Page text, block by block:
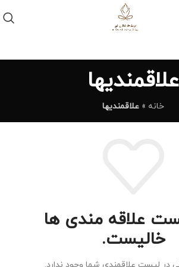
علاقمندیها
خانه » علاقمندیها
علاقه مندی ها
خالیست.